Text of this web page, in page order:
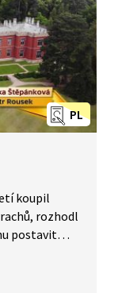
PL
koupil
rozhodl
postavit
nejen